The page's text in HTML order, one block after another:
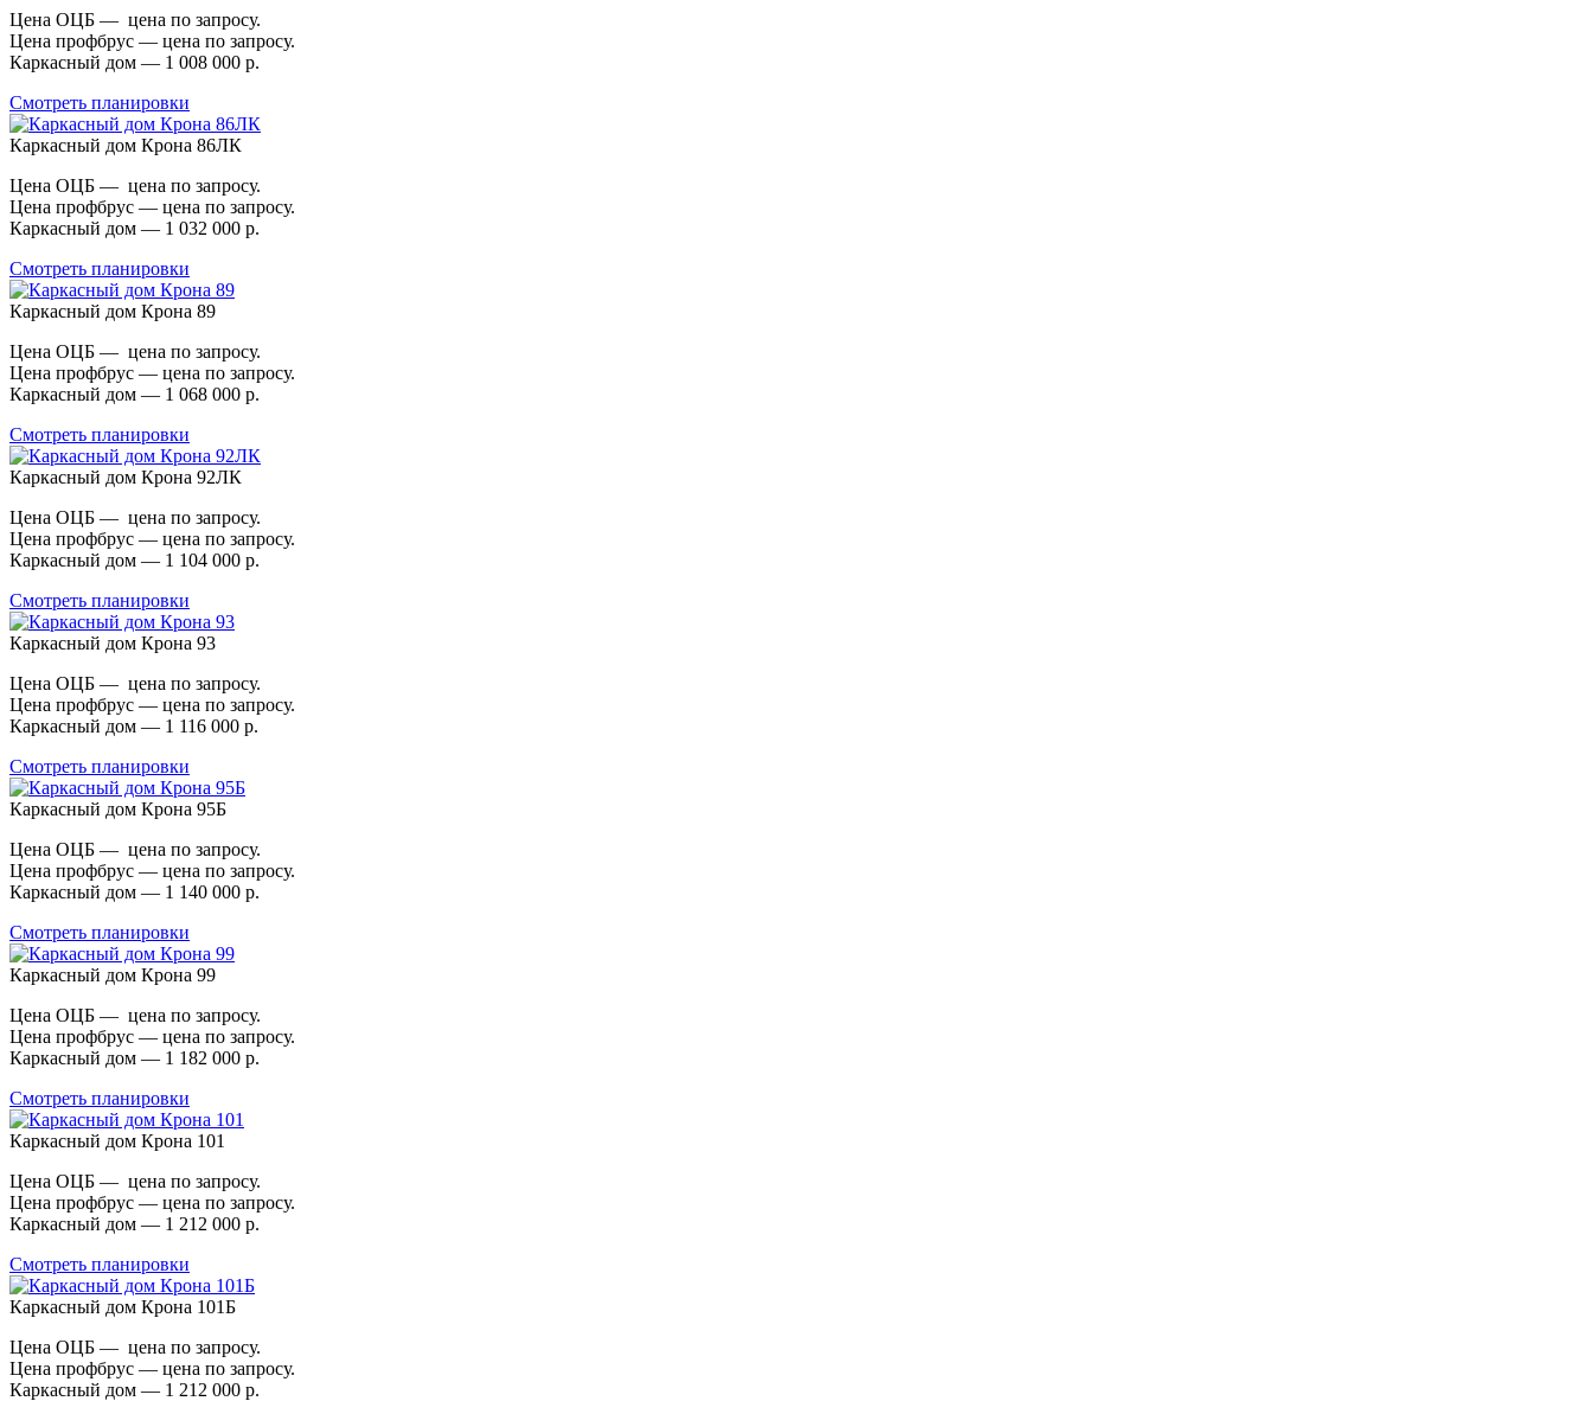
Цена ОЦБ — цена по запросу.
Цена профбрус — цена по запросу.
Каркасный дом — 1 008 000 р.
Смотреть планировки
Каркасный дом Крона 86ЛК
Цена ОЦБ — цена по запросу.
Цена профбрус — цена по запросу.
Каркасный дом — 1 032 000 р.
Смотреть планировки
Каркасный дом Крона 89
Цена ОЦБ — цена по запросу.
Цена профбрус — цена по запросу.
Каркасный дом — 1 068 000 р.
Смотреть планировки
Каркасный дом Крона 92ЛК
Цена ОЦБ — цена по запросу.
Цена профбрус — цена по запросу.
Каркасный дом — 1 104 000 р.
Смотреть планировки
Каркасный дом Крона 93
Цена ОЦБ — цена по запросу.
Цена профбрус — цена по запросу.
Каркасный дом — 1 116 000 р.
Смотреть планировки
Каркасный дом Крона 95Б
Цена ОЦБ — цена по запросу.
Цена профбрус — цена по запросу.
Каркасный дом — 1 140 000 р.
Смотреть планировки
Каркасный дом Крона 99
Цена ОЦБ — цена по запросу.
Цена профбрус — цена по запросу.
Каркасный дом — 1 182 000 р.
Смотреть планировки
Каркасный дом Крона 101
Цена ОЦБ — цена по запросу.
Цена профбрус — цена по запросу.
Каркасный дом — 1 212 000 р.
Смотреть планировки
Каркасный дом Крона 101Б
Цена ОЦБ — цена по запросу.
Цена профбрус — цена по запросу.
Каркасный дом — 1 212 000 р.